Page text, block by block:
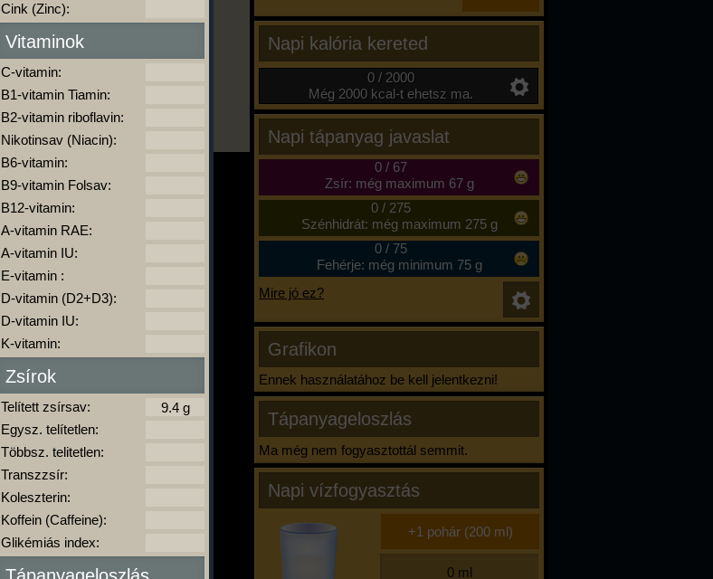
Napi kalória kereted
0 / 2000
Még 2000 kcal-t ehetsz ma.
Napi tápanyag javaslat
0/ 67
Zsír: még maximum 67 g
0/ 275
Szénhidrát: még maximum 275 g
0/ 75
Fehérje: még minimum 75 g
Mire jó ez?
Grafikon
Ennek használatához be kell jelentkezni!
Tápanyageloszlás
Ma még nem fogyasztottál semmit.
Napi vízfogyasztás
Cink (Zinc):
Vitaminok
C-vitamin:
B1-vitamin Tiamin:
B2-vitamin riboflavin:
Nikotinsav (Niacin):
B6-vitamin:
B9-vitamin Folsav:
B12-vitamin:
A-vitamin RAE:
A-vitamin IU:
E-vitamin :
D-vitamin (D2+D3):
D-vitamin IU:
K-vitamin:
Zsírok
Telített zsírsav:
Egysz. telítetlen:
Többsz. telitetlen:
Transzzsír:
Koleszterin:
Koffein (Caffeine):
Glikémiás index: